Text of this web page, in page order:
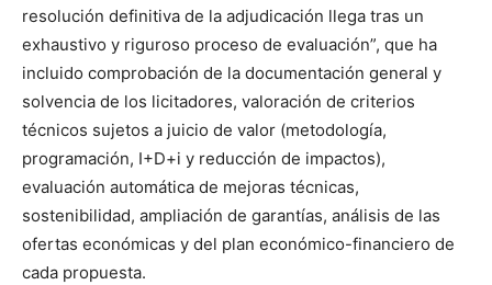
resolución definitiva de la adjudicación llega tras un
exhaustivo y riguroso proceso de evaluación”, que ha
incluido comprobación de la documentación general y
solvencia de los licitadores, valoración de criterios
técnicos sujetos a juicio de valor (metodología,
programación, I+D+i y reducción de impactos),
evaluación automática de mejoras técnicas,
sostenibilidad, ampliación de garantías, análisis de las
ofertas económicas y del plan económico-financiero de
cada propuesta.